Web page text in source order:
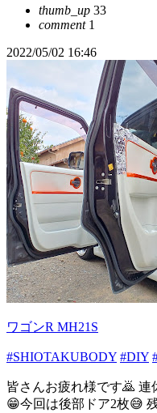
thumb_up 33
comment1
2022/05/02 16:46
ワゴンR MH21S
#SHIOTAKUBODY #DIY
皆さんお疲れ様です🙇 連
😁今回は後部ドア2枚😅